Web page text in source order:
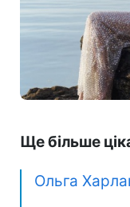
Ще більше
Ольга